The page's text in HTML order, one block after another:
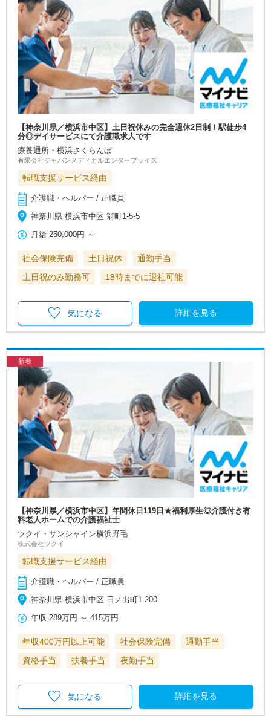
【神奈川県／横浜市中区】土日祝休みの完全週休2日制！駅徒歩4
分◎デイサービスにて介護職求人です
療養通所・横浜さくらんぼ
有限会社ジャパンメディカルエンタープライズ
転職支援サービス経由
介護職・ヘルパー / 正職員
神奈川県 横浜市中区 翁町1-5-5
月給 250,000円 ～
社会保険完備 土日祝休
通勤手当
土日祝のみ勤務可
18時までに退社可能
詳細を見る
気になる
新着
【神奈川県／横浜市中区】年間休日119日★福利厚生◎介護付き有
料老人ホームでの介護福祉士
ツクイ・サンシャイン横浜野毛
株式会社ツクイ
転職支援サービス経由
介護職・ヘルパー / 正職員
神奈川県 横浜市中区 日ノ出町1-200
年収 289万円 ～415万円
年収400万円以上可能 社会保険完備
通勤手当
資格手当
扶養手当 夜勤手当
詳細を見る
気になる